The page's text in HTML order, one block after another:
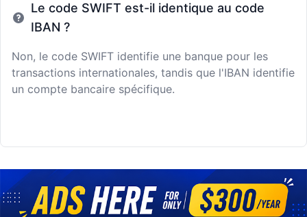
Le code SWIFT est-il identique au code
IBAN ?
Non, le code SWIFT identifie une banque pour les
transactions internationales, tandis que l'IBAN identifie
un compte bancaire spécifique.